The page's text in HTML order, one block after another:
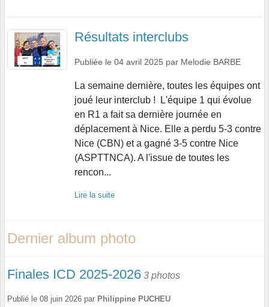
Résultats interclubs
Publiée le 04 avril 2025 par Melodie BARBE
La semaine dernière, toutes les équipes ont
joué leur interclub ! L'équipe 1 qui évolue
en R1 a fait sa dernière journée en
déplacement à Nice. Elle a perdu 5-3 contre
Nice (CBN) et a gagné 3-5 contre Nice
(ASPTTNCA). A l'issue de toutes les
rencon...
Lire la suite
Dernier album photo
Finales ICD 2025-2026 3 photos
Publié le 08 juin 2026 par Philippine PUCHEU